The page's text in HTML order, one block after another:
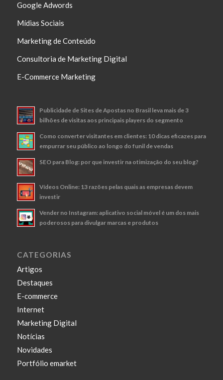
Google Adwords
Mídias Sociais
Marketing de Conteúdo
Consultoria de Marketing Digital
E-Commerce Marketing
Publicidade de Sites de Apostas no Brasil leva mais de 3
bilhões de visitas aos principais players do segmento
Como converter visitantes em clientes: 10 dicas eficazes para
empurrar seu público ao longo do funil de vendas
SEO para Blog: por que investir na otimização do seu blog?
Vídeos Online: 13 razões pelas quais as empresas devem
investir
Vender no Instagram: aplicativo social móvel é um dos mais
poderosos para divulgar marcas e produtos
CATEGORIAS
Artigos
Destaques
E-commerce
Internet
Marketing Digital
Notícias
Novidades
Portfólio emarket